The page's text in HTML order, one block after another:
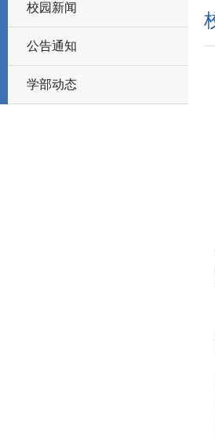
校园新闻
公告通知
学部动态